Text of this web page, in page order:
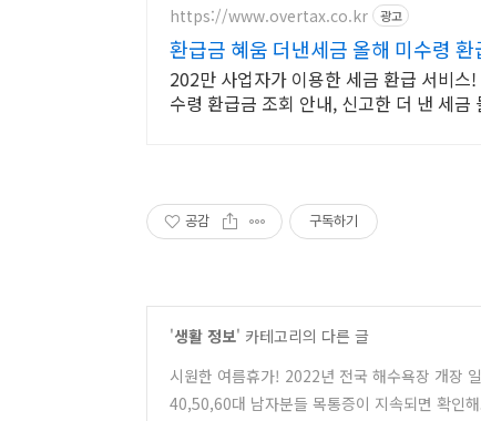
https://www.overtax.co.kr 광고
환급금 혜움 더낸세금 올해 미수령 환
202만 사업자가 이용한 세금 환급 서비
수령 환급금 조회 안내, 신고한 더 낸 세금
공감 구독하기
'생활 정보' 카테고리의 다른 글
시원한 여름휴가! 2022년 전국 해수욕장 개장
40,50,60대 남자분들 목통증이 지속되면 확인